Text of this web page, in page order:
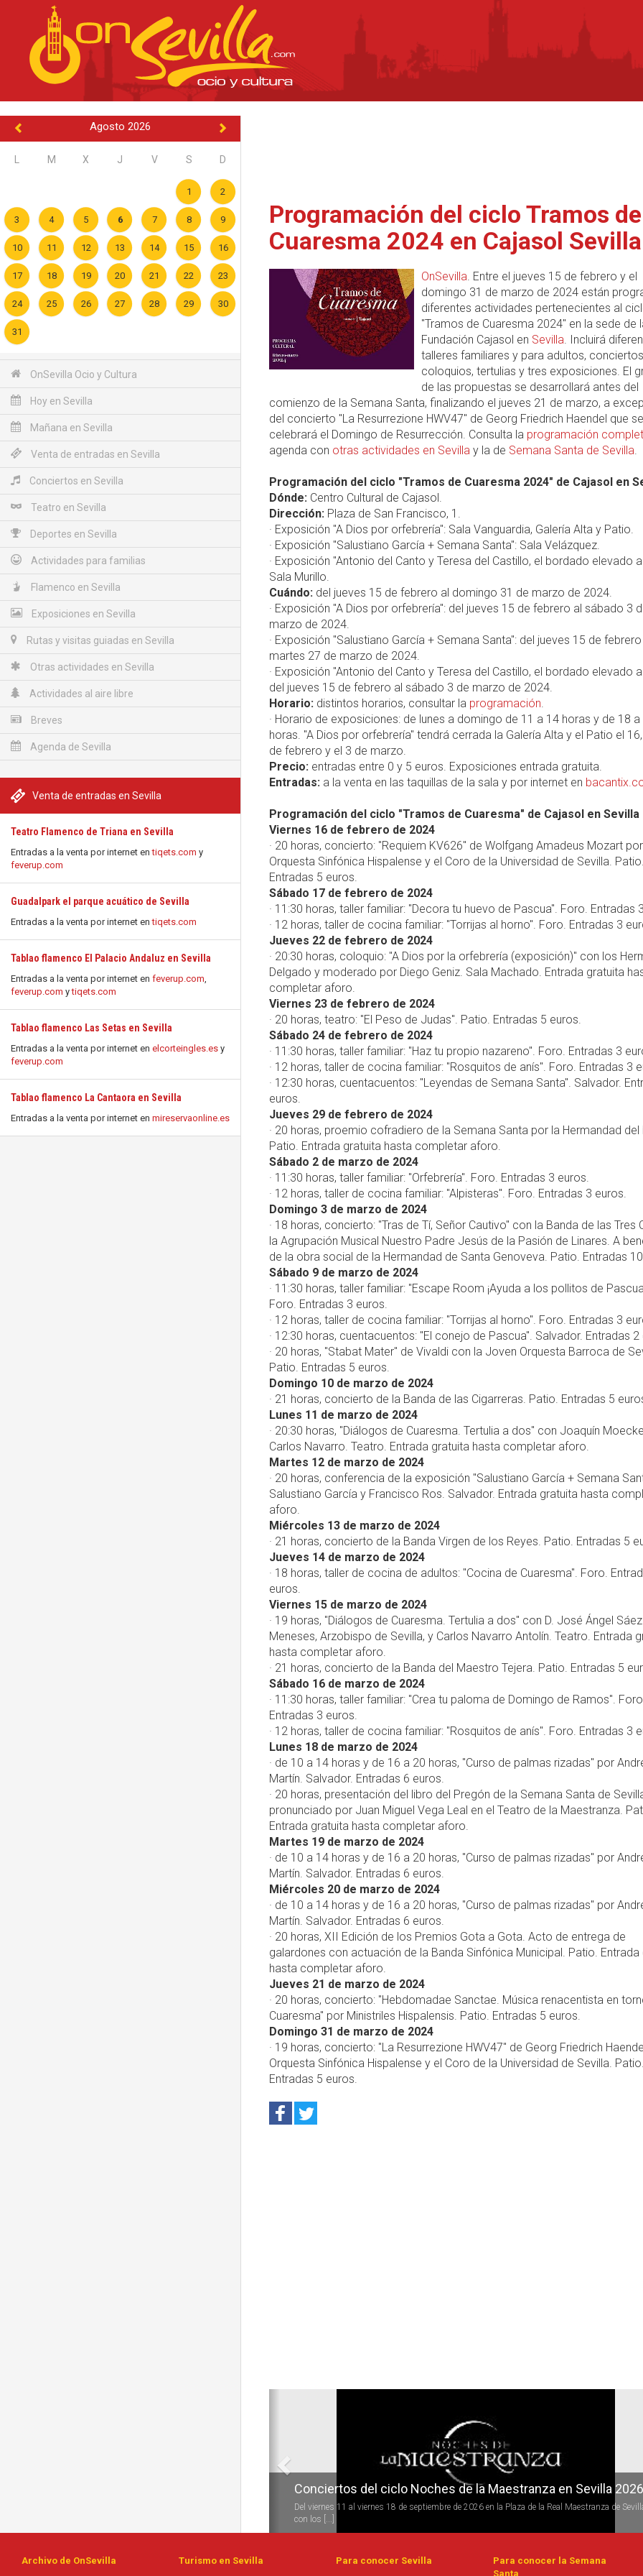
Agosto 2026
M X J V S D
1 2
3 4 5 6 7 8 9
10 11 12 13 14 15 16
17 18 19 20 21 22 23
24 25 26 27 28 29 30
31
OnSevilla Ocio y Cultura
Hoy en Sevilla
Mañana en Sevilla
Venta de entradas en Sevilla
Conciertos en Sevilla
Teatro en Sevilla
Deportes en Sevilla
Actividades para familias
Flamenco en Sevilla
Exposiciones en Sevilla
Rutas y visitas guiadas en Sevilla
Otras actividades en Sevilla
Actividades al aire libre
Breves
Agenda de Sevilla
Venta de entradas en Sevilla
Teatro Flamenco de Triana en Sevilla
Entradas a la venta por internet entiqets.com y
feverup.com
Guadalpark el parque acuático de Sevilla
Entradas a la venta por internet entiqets.com
Tablao flamenco El Palacio Andaluz en Sevilla
Entradas a la venta por internet en feverup.com,
feverup.com ytiqets.com
Tablao flamenco Las Setas en Sevilla
Entradas a la venta por internet en elcorteingles.es y
feverup.com
Tablao flamenco La Cantaora en Sevilla
Entradas a la venta por internet en mireservaonline.es
Programación del ciclo Tramos de
Cuaresma 2024 en Cajasol Sevilla
OnSevilla. Entre el jueves 15 de febrero y el
domingo 31 de marzo de 2024 están
diferentes actividades pertenecientes al
"Tramos de Cuaresma 2024" en la sede de
Fundación Cajasol en Sevilla. Incluirá
talleres familiares y para adultos,
coloquios, tertulias y tres exposiciones. El
de las propuestas se desarrollará antes del
comienzo de la Semana Santa, finalizando el jueves 21 de marzo, a
del concierto "La Resurrezione HWV47" de Georg Friedrich Haendel que se
celebrará el Domingo de Resurrección. Consulta la programación
agenda con otras actividades en Sevilla y la de Semana Santa de Sevilla.
Programación del ciclo "Tramos de Cuaresma 2024" de Cajasol en
Dónde: Centro Cultural de Cajasol.
Dirección: Plaza de San Francisco, 1.
· Exposición "A Dios por orfebrería": Sala Vanguardia, Galería Alta y Patio.
· Exposición "Salustiano García + Semana Santa": Sala Velázquez.
· Exposición "Antonio del Canto y Teresa del Castillo, el bordado elevado
Sala Murillo.
Cuándo: del jueves 15 de febrero al domingo 31 de marzo de 2024.
· Exposición "A Dios por orfebrería": del jueves 15 de febrero al sábado 3
marzo de 2024.
· Exposición "Salustiano García + Semana Santa": del jueves 15 de febrero
martes 27 de marzo de 2024.
· Exposición "Antonio del Canto y Teresa del Castillo, el bordado elevado
del jueves 15 de febrero al sábado 3 de marzo de 2024.
Horario: distintos horarios, consultar la programación.
· Horario de exposiciones: de lunes a domingo de 11 a 14 horas y de 18 a
horas. "A Dios por orfebrería" tendrá cerrada la Galería Alta y el Patio el
de febrero y el 3 de marzo.
Precio: entradas entre 0 y 5 euros. Exposiciones entrada gratuita.
Entradas: a la venta en las taquillas de la sala y por internet en
Programación del ciclo "Tramos de Cuaresma" de Cajasol en Sevilla
Viernes 16 de febrero de 2024
· 20 horas, concierto: "Requiem KV626" de Wolfgang Amadeus Mozart
Orquesta Sinfónica Hispalense y el Coro de la Universidad de Sevilla. Patio.
Entradas 5 euros.
Sábado 17 de febrero de 2024
· 11:30 horas, taller familiar: "Decora tu huevo de Pascua". Foro. Entradas
· 12 horas, taller de cocina familiar: "Torrijas al horno". Foro. Entradas 3
Jueves 22 de febrero de 2024
· 20:30 horas, coloquio: "A Dios por la orfebrería (exposición)" con los
Delgado y moderado por Diego Geniz. Sala Machado. Entrada gratuita
completar aforo.
Viernes 23 de febrero de 2024
· 20 horas, teatro: "El Peso de Judas". Patio. Entradas 5 euros.
Sábado 24 de febrero de 2024
· 11:30 horas, taller familiar: "Haz tu propio nazareno". Foro. Entradas 3
· 12 horas, taller de cocina familiar: "Rosquitos de anís". Foro. Entradas 3
· 12:30 horas, cuentacuentos: "Leyendas de Semana Santa". Salvador.
euros.
Jueves 29 de febrero de 2024
· 20 horas, proemio cofradiero de la Semana Santa por la Hermandad del
Patio. Entrada gratuita hasta completar aforo.
Sábado 2 de marzo de 2024
· 11:30 horas, taller familiar: "Orfebrería". Foro. Entradas 3 euros.
· 12 horas, taller de cocina familiar: "Alpisteras". Foro. Entradas 3 euros.
Domingo 3 de marzo de 2024
· 18 horas, concierto: "Tras de Tí, Señor Cautivo" con la Banda de las Tres
la Agrupación Musical Nuestro Padre Jesús de la Pasión de Linares. A
de la obra social de la Hermandad de Santa Genoveva. Patio. Entradas
Sábado 9 de marzo de 2024
· 11:30 horas, taller familiar: "Escape Room ¡Ayuda a los pollitos de
Foro. Entradas 3 euros.
· 12 horas, taller de cocina familiar: "Torrijas al horno". Foro. Entradas 3
· 12:30 horas, cuentacuentos: "El conejo de Pascua". Salvador. Entradas 2
· 20 horas, "Stabat Mater" de Vivaldi con la Joven Orquesta Barroca de
Patio. Entradas 5 euros.
Domingo 10 de marzo de 2024
· 21 horas, concierto de la Banda de las Cigarreras. Patio. Entradas 5
Lunes 11 de marzo de 2024
· 20:30 horas, "Diálogos de Cuaresma. Tertulia a dos" con Joaquín
Carlos Navarro. Teatro. Entrada gratuita hasta completar aforo.
Martes 12 de marzo de 2024
· 20 horas, conferencia de la exposición "Salustiano García + Semana
Salustiano García y Francisco Ros. Salvador. Entrada gratuita hasta
aforo.
Miércoles 13 de marzo de 2024
· 21 horas, concierto de la Banda Virgen de los Reyes. Patio. Entradas 5
Jueves 14 de marzo de 2024
· 18 horas, taller de cocina de adultos: "Cocina de Cuaresma". Foro.
euros.
Viernes 15 de marzo de 2024
· 19 horas, "Diálogos de Cuaresma. Tertulia a dos" con D. José Ángel Sáez
Meneses, Arzobispo de Sevilla, y Carlos Navarro Antolín. Teatro. Entrada
hasta completar aforo.
· 21 horas, concierto de la Banda del Maestro Tejera. Patio. Entradas 5
Sábado 16 de marzo de 2024
· 11:30 horas, taller familiar: "Crea tu paloma de Domingo de Ramos".
Entradas 3 euros.
· 12 horas, taller de cocina familiar: "Rosquitos de anís". Foro. Entradas 3
Lunes 18 de marzo de 2024
· de 10 a 14 horas y de 16 a 20 horas, "Curso de palmas rizadas" por
Martín. Salvador. Entradas 6 euros.
· 20 horas, presentación del libro del Pregón de la Semana Santa de
pronunciado por Juan Miguel Vega Leal en el Teatro de la Maestranza.
Entrada gratuita hasta completar aforo.
Martes 19 de marzo de 2024
· de 10 a 14 horas y de 16 a 20 horas, "Curso de palmas rizadas" por
Martín. Salvador. Entradas 6 euros.
Miércoles 20 de marzo de 2024
· de 10 a 14 horas y de 16 a 20 horas, "Curso de palmas rizadas" por
Martín. Salvador. Entradas 6 euros.
· 20 horas, XII Edición de los Premios Gota a Gota. Acto de entrega de
galardones con actuación de la Banda Sinfónica Municipal. Patio. Entrada
hasta completar aforo.
Jueves 21 de marzo de 2024
· 20 horas, concierto: "Hebdomadae Sanctae. Música renacentista en
Cuaresma" por Ministriles Hispalensis. Patio. Entradas 5 euros.
Domingo 31 de marzo de 2024
· 19 horas, concierto: "La Resurrezione HWV47" de Georg Friedrich
Orquesta Sinfónica Hispalense y el Coro de la Universidad de Sevilla. Patio.
Entradas 5 euros.
Conciertos del ciclo Candlelight en Sevilla
Durante todo el año se desarrolla la programación del ciclo de conciertos Candlelight (a la luz
las velas) de [...]
Archivo de OnSevilla Turismo en Sevilla Para conocer Sevilla
Para conocer la Semana
Santa